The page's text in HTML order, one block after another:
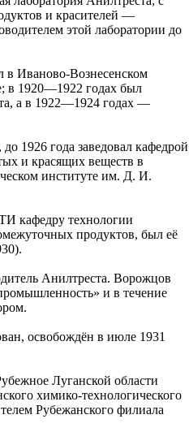
и красителей —
этой лаборатории до
в Иваново-Вознесенском
в 1920—1922 годах был
а в 1922—1924 годах —
1926 года заведовал кафедрой
и красящих веществ в
институте им. Д. И.
кафедру технологии
продуктов, был её
Анилтреста. Ворожцов
и в течение
освобождён в июле 1931
Луганской области
химико-технологического
Рубежанского филиала